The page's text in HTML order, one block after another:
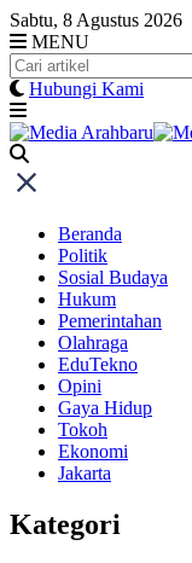
Skip
to
content
Sabtu, 8 Agustus 2026
MENU
Hubungi Kami
Beranda
Politik
Sosial Budaya
Hukum
Pemerintahan
Olahraga
EduTekno
Opini
Gaya Hidup
Tokoh
Ekonomi
Jakarta
Kategori